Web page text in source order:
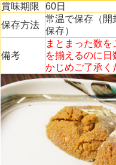
賞味期限
60日
保存方法
常温で保存（開
保存）
備考
まとまった数
を揃えるのに日
かじめご了承く